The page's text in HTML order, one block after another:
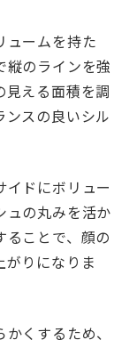
ュームを持た
縦のラインを強
見える面積を調
ンスの良いシル
イドにボリュー
ュの丸みを活か
ることで、顔の
がりになりま
くするため、